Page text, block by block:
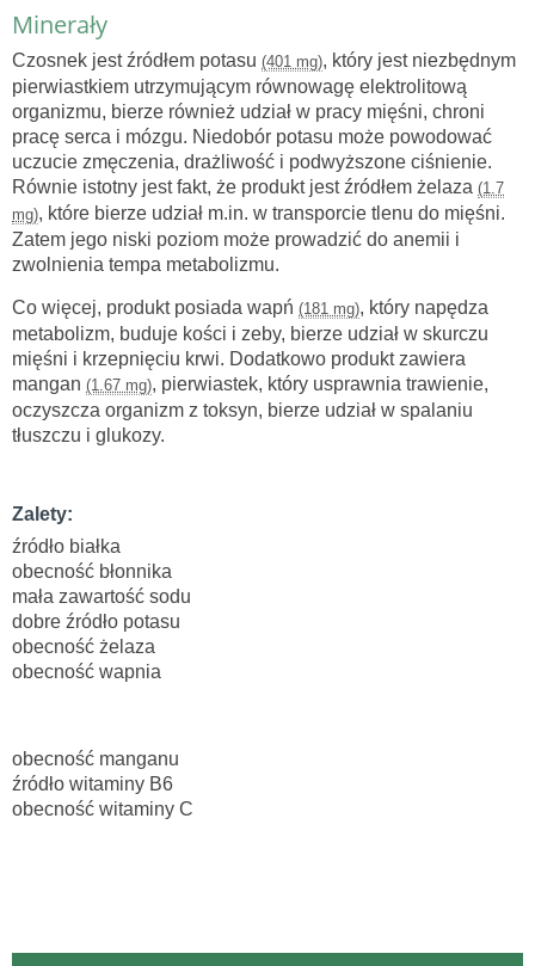
Minerały
Czosnek jest źródłem potasu (401 mg), który jest niezbędnym
pierwiastkiem utrzymującym równowagę elektrolitową
organizmu, bierze również udział w pracy mięśni, chroni
pracę serca i mózgu. Niedobór potasu może powodować
uczucie zmęczenia, drażliwość i podwyższone ciśnienie.
Równie istotny jest fakt, że produkt jest źródłem żelaza (1.7
mg), które bierze udział m.in. w transporcie tlenu do mięśni.
Zatem jego niski poziom może prowadzić do anemii i
zwolnienia tempa metabolizmu.
Co więcej, produkt posiada wapń (181 mg), który napędza
metabolizm, buduje kości i zeby, bierze udział w skurczu
mięśni i krzepnięciu krwi. Dodatkowo produkt zawiera
mangan (1.67 mg), pierwiastek, który usprawnia trawienie,
oczyszcza organizm z toksyn, bierze udział w spalaniu
tłuszczu i glukozy.
Zalety:
źródło białka
obecność błonnika
mała zawartość sodu
dobre źródło potasu
obecność żelaza
obecność wapnia
obecność manganu
źródło witaminy B6
obecność witaminy C